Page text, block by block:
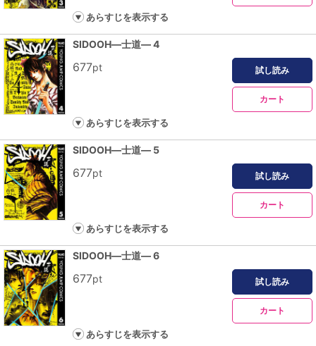
あらすじを表示する
SIDOOH―士道― 4
677pt 試し読み
カート
あらすじを表示する
SIDOOH―士道― 5
677pt 試し読み
カート
あらすじを表示する
SIDOOH―士道― 6
677pt 試し読み
カート
あらすじを表示する